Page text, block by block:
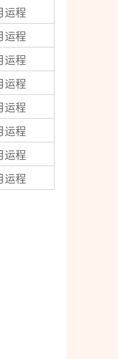
运程
运程
运程
运程
运程
运程
运程
运程